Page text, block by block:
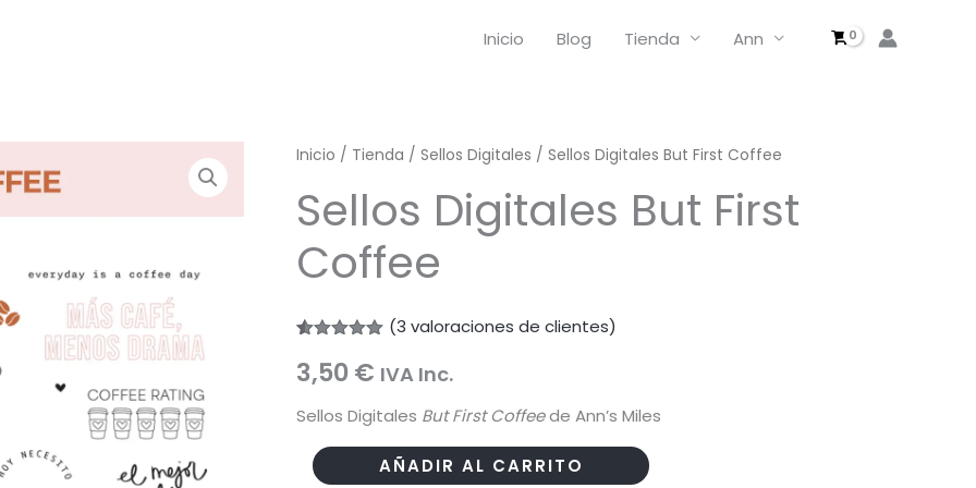
Inicio Blog Tienda Ann
Inicio / Tienda / Sellos Digitales / Sellos Digitales But First Coffee
Sellos Digitales But First
Coffee
con5.00
de 5 en
valoraciones
(3 valoraciones de clientes)
3,50€ IVA Inc.
Sellos Digitales But First Coffeede Ann’s Miles
Sellos
AÑADIR AL CARRITO
But